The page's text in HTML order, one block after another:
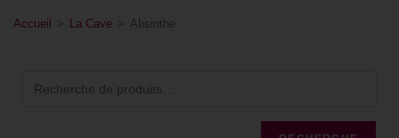
Accueil > La Cave > Absinthe